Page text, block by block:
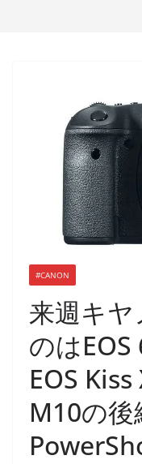
#CANON
来週キヤ
のはEOS
EOS
M10の後